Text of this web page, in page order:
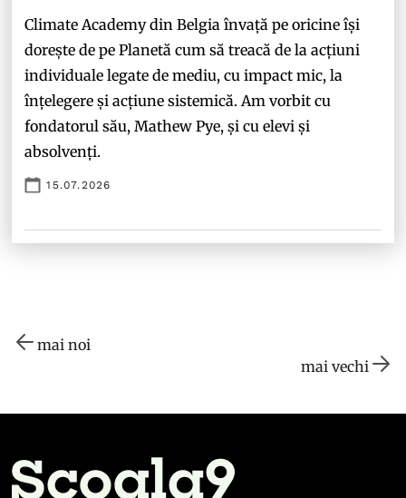
Climate Academy din Belgia învață pe oricine își
dorește de pe Planetă cum să treacă de la acțiuni
individuale legate de mediu, cu impact mic, la
înțelegere și acțiune sistemică. Am vorbit cu
fondatorul său, Mathew Pye, și cu elevi și
absolvenți.
15.07.2026
mai noi
mai vechi